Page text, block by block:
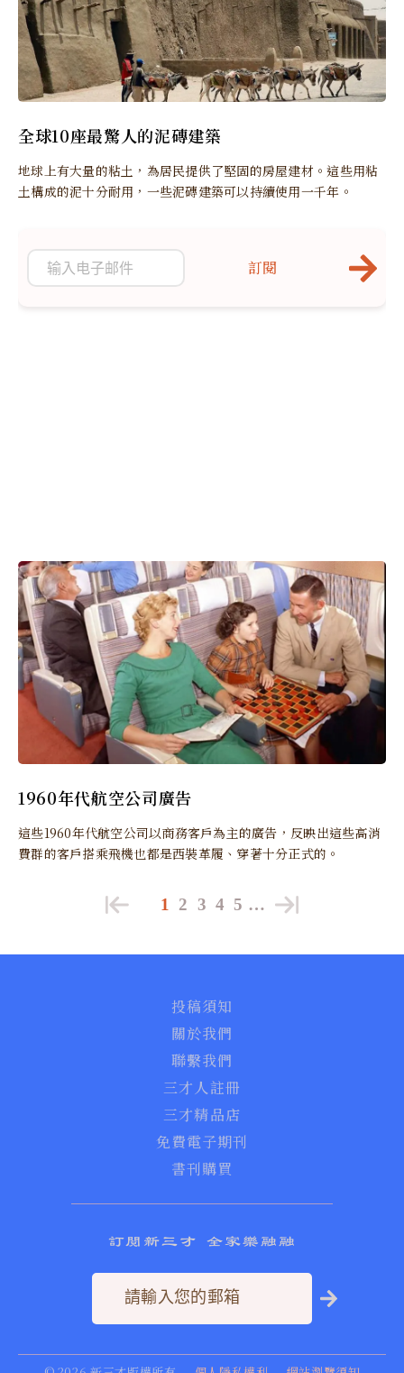
全球10座最驚人的泥磚建築
地球上有大量的粘土，為居民提供了堅固的房屋建材。這些用粘
土構成的泥十分耐用，一些泥磚建築可以持續使用一千年。
1960年代航空公司廣告
這些1960年代航空公司以商務客戶為主的廣告，反映出這些高消
費群的客戶搭乘飛機也都是西裝革履、穿著十分正式的。
訂閱
1 2 3 4 5 …
投稿須知
關於我們
聯繫我們
三才人註冊
三才精品店
免費電子期刊
書刊購買
訂閱新三才 全家樂融融